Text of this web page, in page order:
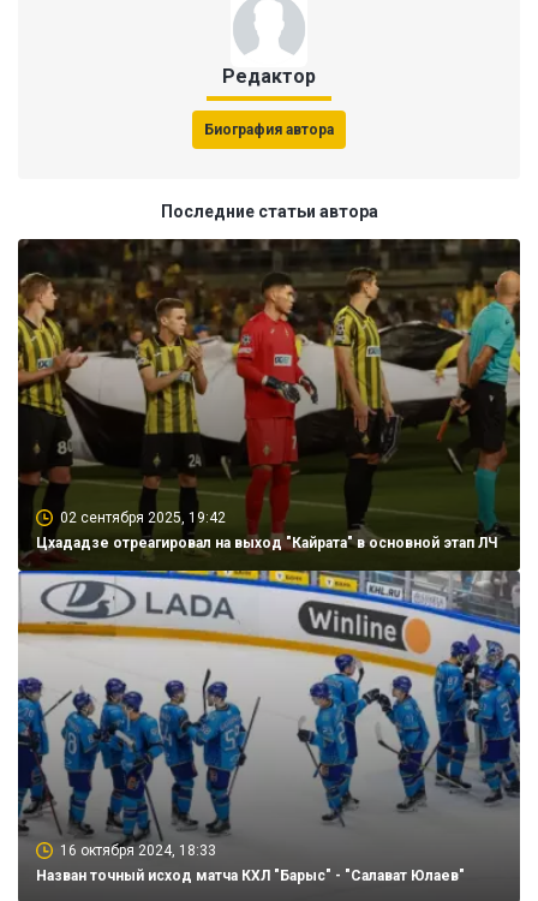
Редактор
Биография автора
Последние статьи автора
02 сентября 2025, 19:42
Цхададзе отреагировал на выход "Кайрата" в основной этап ЛЧ
16 октября 2024, 18:33
Назван точный исход матча КХЛ "Барыс" - "Салават Юлаев"